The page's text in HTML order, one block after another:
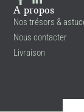
A propos
Nos trésors &
Nous contacter
Livraison